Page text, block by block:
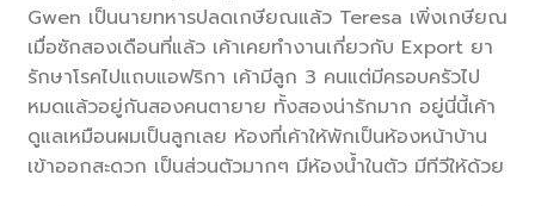
Gwen เป็นนายทหารปลดเกษียณแล้ว Teresa เพิ่งเกษียณ
เมื่อซักสองเดือนที่แล้ว เค้าเคยทำงานเกี่ยวกับ Export ยา
รักษาโรคไปแถบแอฟริกา เค้ามีลูก 3 คนแต่มีครอบครัวไป
หมดแล้วอยู่กันสองคนตายาย ทั้งสองน่ารักมาก อยู่นี่นี้เค้า
ดูแลเหมือนผมเป็นลูกเลย ห้องที่เค้าให้พักเป็นห้องหน้าบ้าน
เข้าออกสะดวก เป็นส่วนตัวมากๆ มีห้องน้ำในตัว มีทีวีให้ด้วย